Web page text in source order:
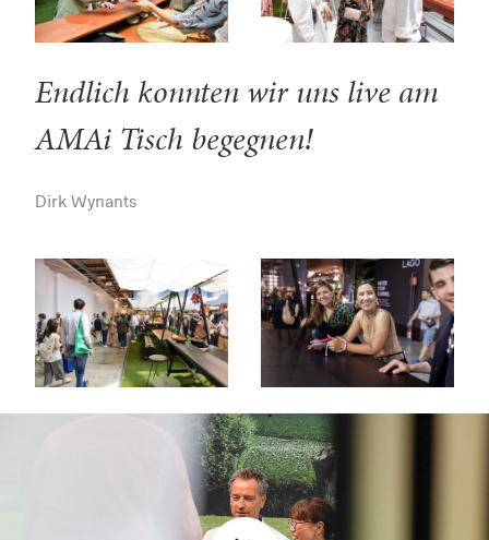
Endlich konnten wir uns live am
AMAi Tisch begegnen!
Dirk Wynants